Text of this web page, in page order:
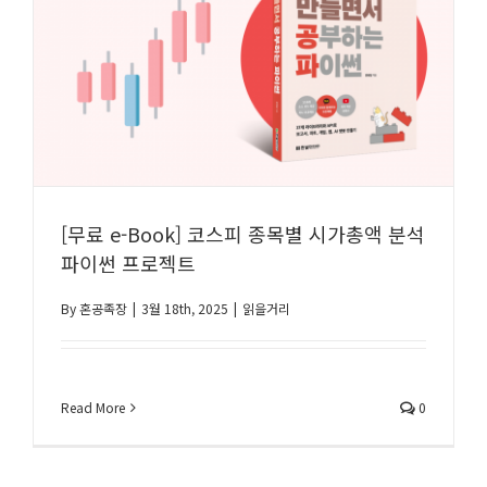
[무료 e-Book] 코스피 종목별 시가총액 분석
파이썬 프로젝트
By혼공족장 | 3월 18th, 2025 | 읽을거리
Read More 0